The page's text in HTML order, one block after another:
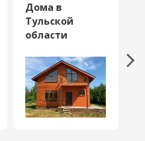
Дома в
Тульской
области